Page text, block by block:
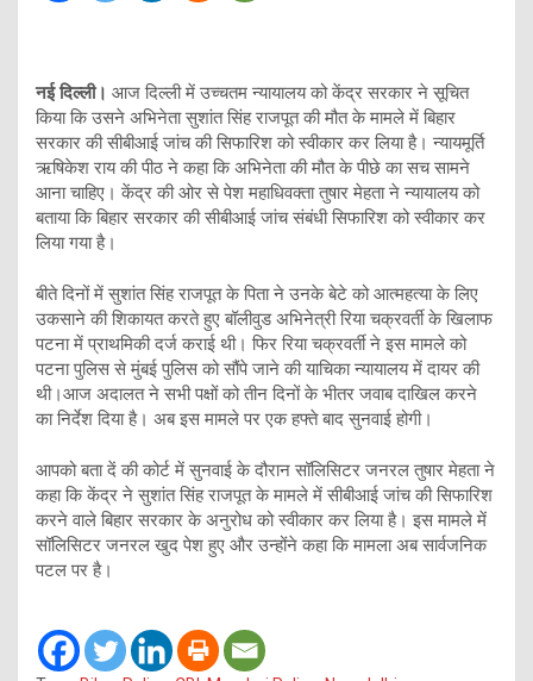
नई दिल्ली। आज दिल्ली में उच्चतम न्यायालय को केंद्र सरकार ने सूचित
किया कि उसने अभिनेता सुशांत सिंह राजपूत की मौत के मामले में बिहार
सरकार की सीबीआई जांच की सिफारिश को स्वीकार कर लिया है। न्यायमूर्ति
ऋषिकेश राय की पीठ ने कहा कि अभिनेता की मौत के पीछे का सच सामने
आना चाहिए। केंद्र की ओर से पेश महाधिवक्ता तुषार मेहता ने न्यायालय को
बताया कि बिहार सरकार की सीबीआई जांच संबंधी सिफारिश को स्वीकार कर
लिया गया है।
बीते दिनों में सुशांत सिंह राजपूत के पिता ने उनके बेटे को आत्महत्या के लिए
उकसाने की शिकायत करते हुए बॉलीवुड अभिनेत्री रिया चक्रवर्ती के खिलाफ
पटना में प्राथमिकी दर्ज कराई थी। फिर रिया चक्रवर्ती ने इस मामले को
पटना पुलिस से मुंबई पुलिस को सौंपे जाने की याचिका न्यायालय में दायर की
थी।आज अदालत ने सभी पक्षों को तीन दिनों के भीतर जवाब दाखिल करने
का निर्देश दिया है। अब इस मामले पर एक हफ्ते बाद सुनवाई होगी।
आपको बता दें की कोर्ट में सुनवाई के दौरान सॉलिसिटर जनरल तुषार मेहता ने
कहा कि केंद्र ने सुशांत सिंह राजपूत के मामले में सीबीआई जांच की सिफारिश
करने वाले बिहार सरकार के अनुरोध को स्वीकार कर लिया है। इस मामले में
सॉलिसिटर जनरल खुद पेश हुए और उन्होंने कहा कि मामला अब सार्वजनिक
पटल पर है।